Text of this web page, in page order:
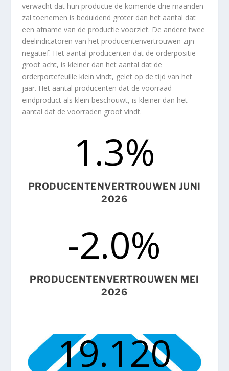
verwacht dat hun productie de komende drie maanden
zal toenemen is beduidend groter dan het aantal dat
een afname van de productie voorziet. De andere twee
deelindicatoren van het producentenvertrouwen zijn
negatief. Het aantal producenten dat de orderpositie
groot acht, is kleiner dan het aantal dat de
orderportefeuille klein vindt, gelet op de tijd van het
jaar. Het aantal producenten dat de voorraad
eindproduct als klein beschouwt, is kleiner dan het
aantal dat de voorraden groot vindt.​
1.3%
PRODUCENTENVERTROUWEN JUNI
2026
-2.0%
PRODUCENTENVERTROUWEN MEI
2026
19.120